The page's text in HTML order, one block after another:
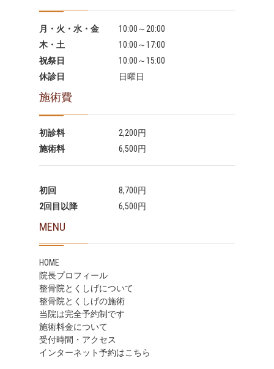
月・火・水・金
10:00～20:00
木・土
10:00～17:00
祝祭日
10:00～15:00
休診日
日曜日
施術費
初診料
2,200円
施術料
6,500円
初回
8,700円
2回目以降
6,500円
MENU
HOME
院長プロフィール
整骨院とくしげについて
整骨院とくしげの施術
当院は完全予約制です
施術料金について
受付時間・アクセス
インターネット予約はこちら